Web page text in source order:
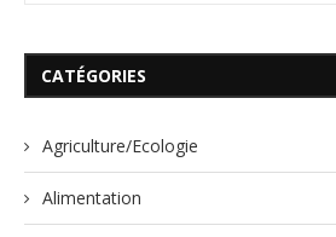
CATÉGORIES
Agriculture/Ecologie
Alimentation